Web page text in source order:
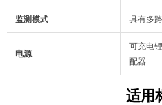
监测模式 具有多
电源
可充电
配器
适用